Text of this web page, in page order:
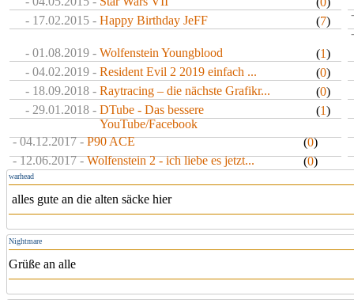
- 17.02.2015 - Happy Birthday JeFF (7)
- 01.08.2019 - Wolfenstein Youngblood (1)
- 04.02.2019 - Resident Evil 2 2019 einfach ... (0)
- 18.09.2018 - Raytracing – die nächste Grafikr... (0)
- 29.01.2018 - DTube - Das bessere
YouTube/Facebook
(1)
- 04.12.2017 - P90 ACE (0)
- 12.06.2017 - Wolfenstein 2 - ich liebe es jetzt... (0)
warhead
alles gute an die alten säcke hier
Nightmare
Grüße an alle